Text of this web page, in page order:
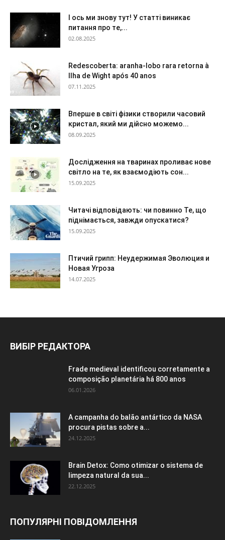
І ось ми знову тут! У статті виникає
питання про те,...
02.08.2025
Redescoberta: aranha-lobo rara retorna à
Ilha de Wight após 40 anos
07.11.2025
Вперше в світі фізики створили часовий
кристал, який ми дійсно можемо...
08.09.2025
Дослідження на тваринах проливає нове
світло на те, як взаємодіють сон...
15.09.2025
Читачі відповідають: чи повинно Те, що
піднімається, завжди опускатися?
15.09.2025
Птичий грипп: Неудержимая Эволюция и
Новая Угроза
14.07.2025
ВИБІР РЕДАКТОРА
Frade medieval identificou corretamente a
composição planetária há 800 anos
06.01.2026
A campanha do balão antártico da NASA
procura pistas sobre a...
24.12.2025
Brain Detox: Como otimizar o sistema de
limpeza natural da sua...
22.12.2025
ПОПУЛЯРНІ ПОВІДОМЛЕННЯ